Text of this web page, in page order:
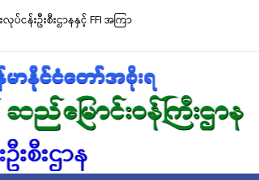
ထိန်းသိမ်းကာကွယ်စောင့်ရှောက်ခြင်းလုပ်ငန်းများ ဆောင်ရွက်မှု